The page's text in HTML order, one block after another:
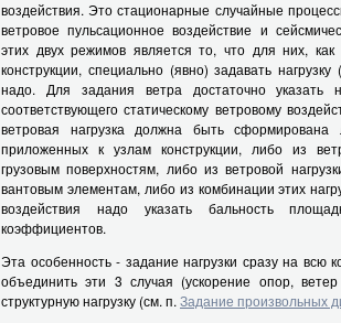
воздействия. Это стационарные случайные
ветровое пульсационное воздействие и
этих двух режимов является то, что для них,
конструкции, специально (явно) задавать
надо. Для задания ветра достаточно указать
соответствующего статическому ветровому
ветровая нагрузка должна быть
приложенных к узлам конструкции, либо из
грузовым поверхностям, либо из ветровой
вантовым элементам, либо из комбинации этих
воздействия надо указать бальность
коэффициентов.
Эта особенность - задание нагрузки сразу на всю
объединить эти 3 случая (ускорение опор,
структурную нагрузку (см. п. Задание произвольных